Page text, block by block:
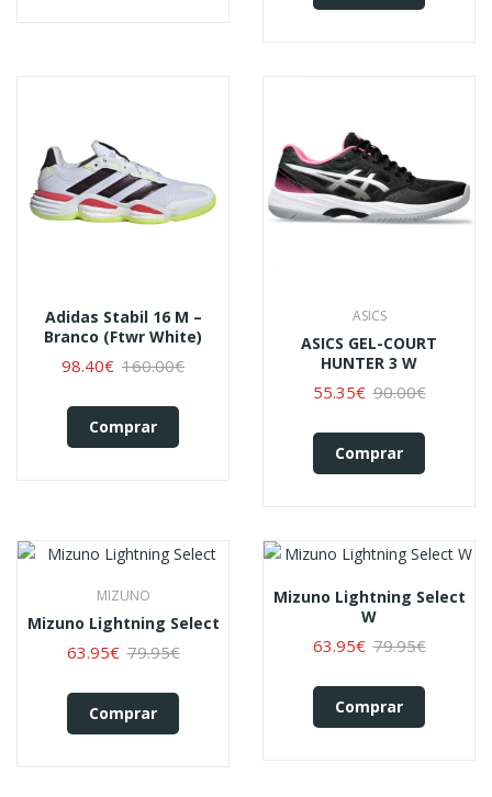
Adidas Stabil 16 M –
Branco (Ftwr White)
98.40€ 160.00€
Comprar
ASICS
ASICS GEL-COURT
HUNTER 3 W
55.35€ 90.00€
Comprar
MIZUNO
Mizuno Lightning Select
63.95€ 79.95€
Comprar
Mizuno Lightning Select
W
63.95€ 79.95€
Comprar